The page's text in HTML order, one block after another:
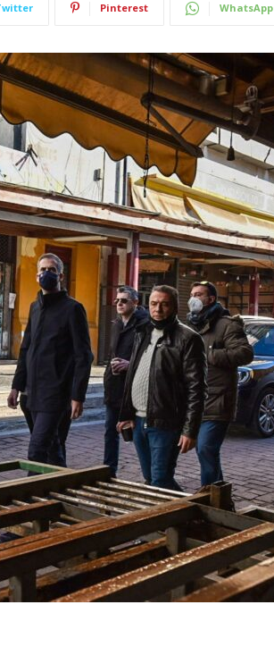
Pinterest WhatsApp